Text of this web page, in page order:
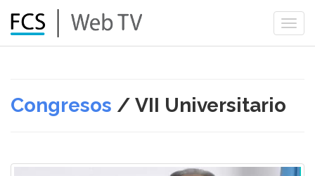
Congresos / VII Universitario